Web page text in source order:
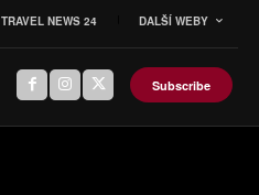
TRAVEL NEWS 24 DALŠÍ WEBY
Subscribe